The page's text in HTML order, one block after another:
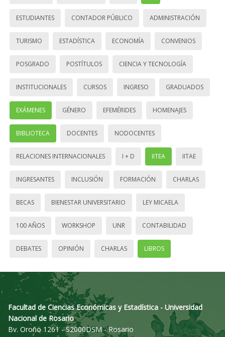
ESTUDIANTES CONTADOR PÚBLICO ADMINISTRACIÓN
TURISMO ESTADÍSTICA ECONOMÍA CONVENIOS
POSGRADO POSTÍTULOS CIENCIA Y TECNOLOGÍA
INSTITUCIONALES CURSOS INGRESO GRADUADOS
EXÁMENES GÉNERO EFEMÉRIDES HOMENAJES
BIBLIOTECA DOCENTES NODOCENTES
RELACIONES INTERNACIONALES I + D IITEA IITAE
INGRESANTES INCLUSIÓN FORMACIÓN CHARLAS
BECAS BIENESTAR UNIVERSITARIO LEY MICAELA
100 AÑOS WORKSHOP UNR CONTABILIDAD
DEBATES OPINIÓN CHARLAS LIBROS
Facultad de Ciencias Económicas y Estadística - Universidad
Nacional de Rosario
Bv. Oroño 1261 - S2000DSM - Rosario